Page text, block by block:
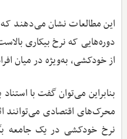
این مطالعات نشان می‌دهند
دوره‌هایی که نرخ بیکاری
از خودکشی، به‌ویژه در میان
بنابراین می‌توان گفت با
محرک‌های اقتصادی می‌توانند
نرخ خودکشی در یک جامعه